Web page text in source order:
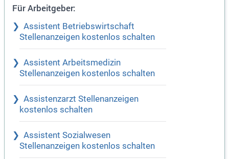
Für Arbeitgeber:
Assistent Betriebswirtschaft
Stellenanzeigen kostenlos schalten
Assistent Arbeitsmedizin
Stellenanzeigen kostenlos schalten
Assistenzarzt Stellenanzeigen
kostenlos schalten
Assistent Sozialwesen
Stellenanzeigen kostenlos schalten